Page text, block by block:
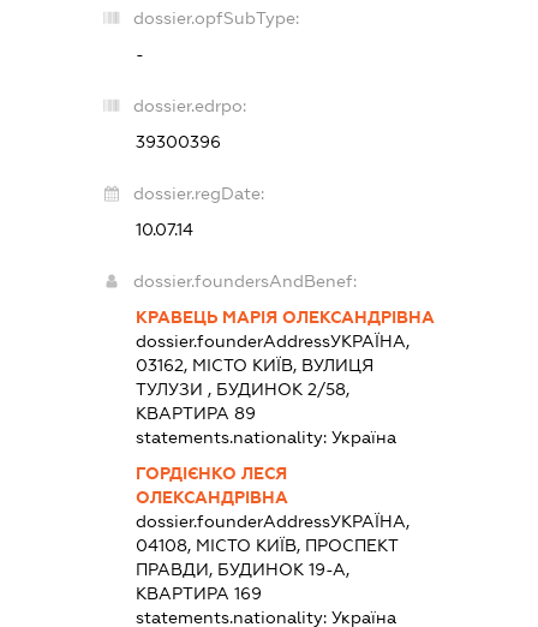
dossier.opfSubType:
-
dossier.edrpo:
39300396
dossier.regDate:
10.07.14
dossier.foundersAndBenef:
КРАВЕЦЬ МАРІЯ ОЛЕКСАНДРІВНА
dossier.founderAddressУКРАЇНА,
03162, МІСТО КИЇВ, ВУЛИЦЯ
ТУЛУЗИ , БУДИНОК 2/58,
КВАРТИРА 89
statements.nationality:Україна
ГОРДІЄНКО ЛЕСЯ
ОЛЕКСАНДРІВНА
dossier.founderAddressУКРАЇНА,
04108, МІСТО КИЇВ, ПРОСПЕКТ
ПРАВДИ, БУДИНОК 19-А,
КВАРТИРА 169
statements.nationality:Україна